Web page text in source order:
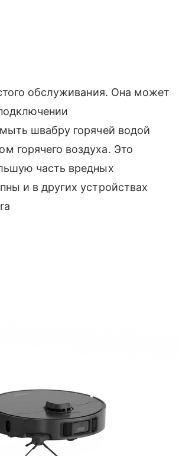
обслуживания. Она может
швабру горячей водой
горячего воздуха. Это
часть вредных
и в других устройствах